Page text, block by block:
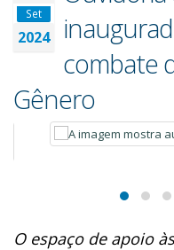
Set
2024
combate
Gênero
O espaço de apoio